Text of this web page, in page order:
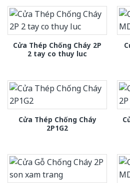
Cửa Thép Chống Cháy 2P
2 tay co thuy luc
Cửa Thép Chống Cháy
2P1G2